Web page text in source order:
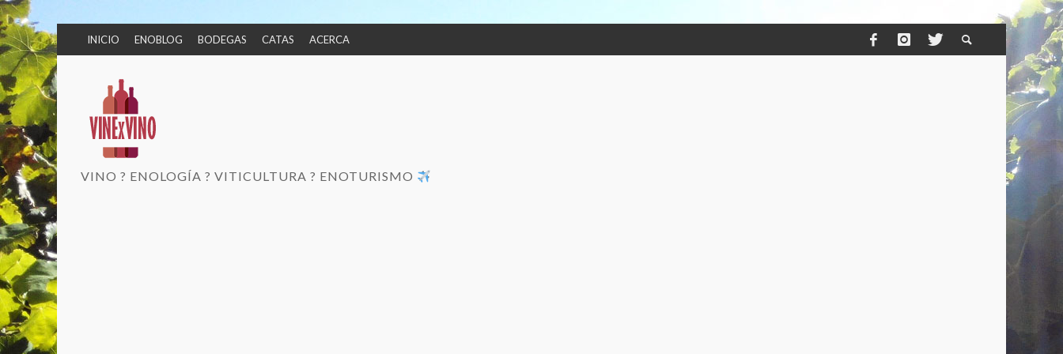
INICIO ENOBLOG BODEGAS CATAS ACERCA
VINO ? ENOLOGÍA ? VITICULTURA ? ENOTURISMO